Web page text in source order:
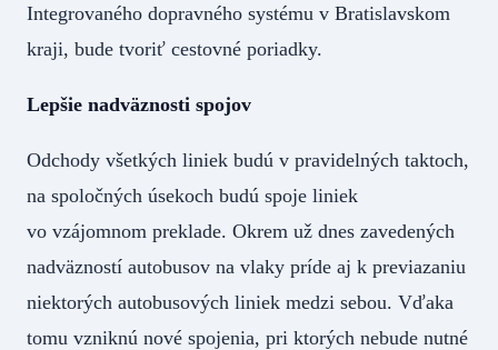
Integrovaného dopravného systému v Bratislavskom
kraji, bude tvoriť cestovné poriadky.
Lepšie nadväznosti spojov
Odchody všetkých liniek budú v pravidelných taktoch,
na spoločných úsekoch budú spoje liniek
vo vzájomnom preklade. Okrem už dnes zavedených
nadväzností autobusov na vlaky príde aj k previazaniu
niektorých autobusových liniek medzi sebou. Vďaka
tomu vzniknú nové spojenia, pri ktorých nebude nutné